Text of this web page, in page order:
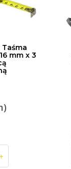
Taśma
mm x 3
+